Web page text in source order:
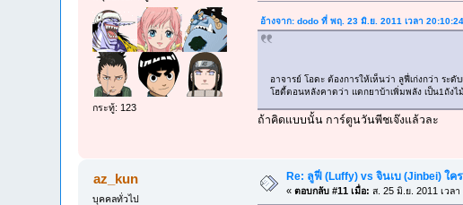
กระทู้: 123
อ้างจาก: dodo ที่ พฤ. 23 มิ.ย. 2011 เวลา 20:10:24
อาจารย์ โอดะ ต้องการให้เห็นว่า ลูฟี่เก่งกว่า ระ
โฮดี้ตอนหลังคาดว่า แดกยาบ้าเพิ่มพลัง เป็น1ถังไ
ถ้าคิดแบบนั้น การ์ตูนวันพีชเจ๊งแล้วละ
az_kun
บุคคลทั่วไป
Re: ลูฟี่ (Luffy) vs จินเบ (Jinbei) ใค
«ตอบกลับ #11 เมื่อ: ส. 25 มิ.ย. 2011 เวล